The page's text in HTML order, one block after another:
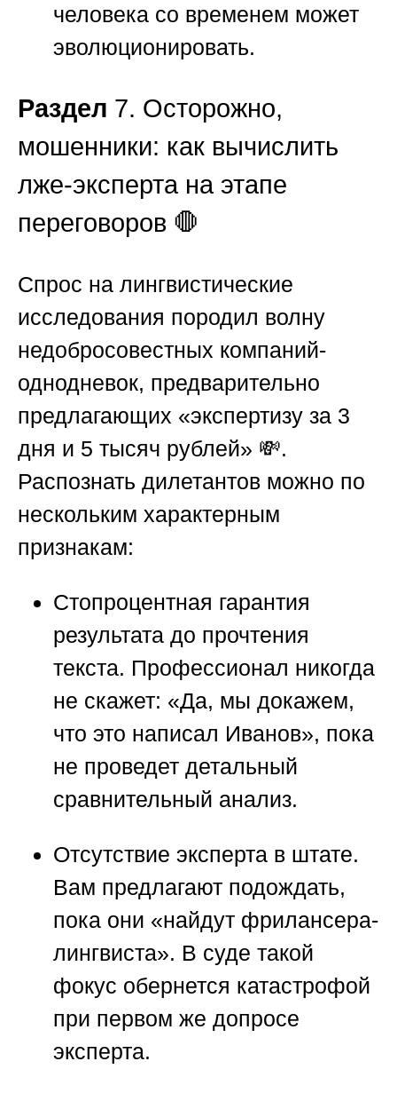
человека со временем может
эволюционировать.
Раздел 7. Осторожно,
мошенники: как вычислить
лже-эксперта на этапе
переговоров 🛑
Спрос на лингвистические
исследования породил волну
недобросовестных компаний-
однодневок, предварительно
предлагающих «экспертизу за 3
дня и 5 тысяч рублей» 💸.
Распознать дилетантов можно по
нескольким характерным
признакам:
Стопроцентная гарантия
результата до прочтения
текста. Профессионал никогда
не скажет: «Да, мы докажем,
что это написал Иванов», пока
не проведет детальный
сравнительный анализ.
Отсутствие эксперта в штате.
Вам предлагают подождать,
пока они «найдут фрилансера-
лингвиста». В суде такой
фокус обернется катастрофой
при первом же допросе
эксперта.